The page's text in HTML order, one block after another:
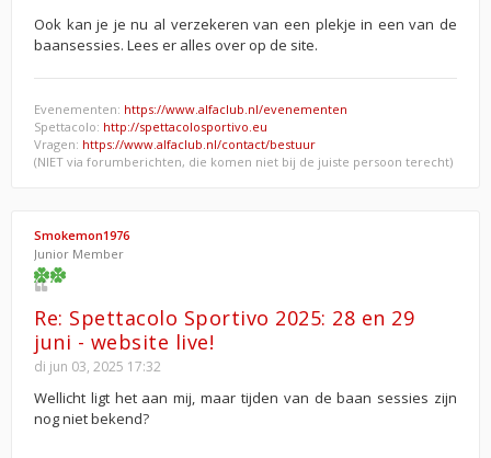
Ook kan je je nu al verzekeren van een plekje in een van de
baansessies. Lees er alles over op de site.
Evenementen: https://www.alfaclub.nl/evenementen
Spettacolo: http://spettacolosportivo.eu
Vragen: https://www.alfaclub.nl/contact/bestuur
(NIET via forumberichten, die komen niet bij de juiste persoon terecht)
Smokemon1976
Junior Member
Re: Spettacolo Sportivo 2025: 28 en 29
juni - website live!
di jun 03, 2025 17:32
Wellicht ligt het aan mij, maar tijden van de baan sessies zijn
nog niet bekend?